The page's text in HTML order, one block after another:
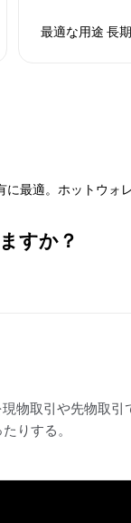
最適な用途 長
最適。ホットウ
すか？
現物取引や先物取引
りする。